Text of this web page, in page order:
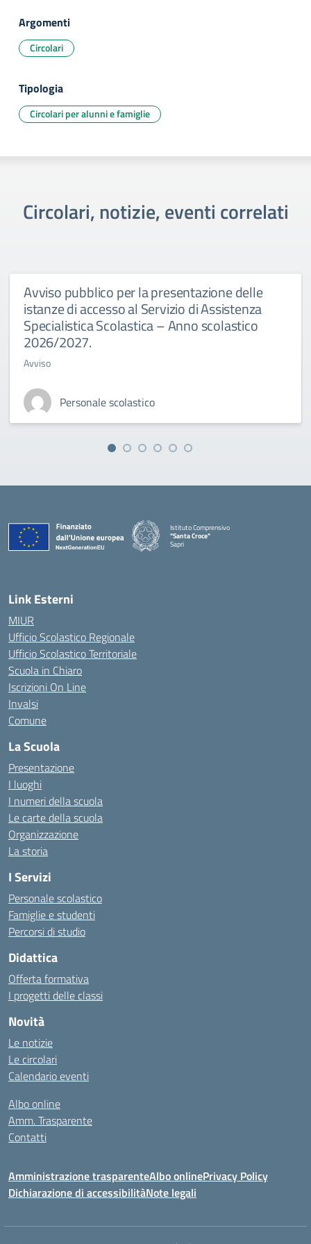
Argomenti
Circolari
Tipologia
Circolari per alunni e famiglie
Circolari, notizie, eventi correlati
Avviso pubblico per la presentazione delle
istanze di accesso al Servizio di Assistenza
Specialistica Scolastica – Anno scolastico
2026/2027.
Avviso
Personale scolastico
Istituto Comprensivo
"Santa Croce"
Sapri
— Visita la pagina iniziale della scuola
Link Esterni
MIUR
Ufficio Scolastico Regionale
Ufficio Scolastico Territoriale
Scuola in Chiaro
Iscrizioni On Line
Invalsi
Comune
La Scuola
Presentazione
I luoghi
I numeri della scuola
Le carte della scuola
Organizzazione
La storia
I Servizi
Personale scolastico
Famiglie e studenti
Percorsi di studio
Didattica
Offerta formativa
I progetti delle classi
Novità
Le notizie
Le circolari
Calendario eventi
Albo online
Amm. Trasparente
Contatti
Amministrazione trasparenteAlbo onlinePrivacy Policy
Dichiarazione di accessibilitàNote legali